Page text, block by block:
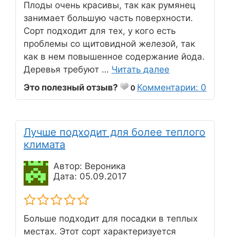
Плоды очень красивы, так как румянец
занимает большую часть поверхности.
Сорт подходит для тех, у кого есть
проблемы со щитовидной железой, так
как в нем повышенное содержание йода.
Деревья требуют … Читать далее
Это полезный отзыв?
0 Комментарии: 0
Лучше подходит для более теплого
климата
Автор: Вероника
Дата: 05.09.2017
Больше подходит для посадки в теплых
местах. Этот сорт характеризуется